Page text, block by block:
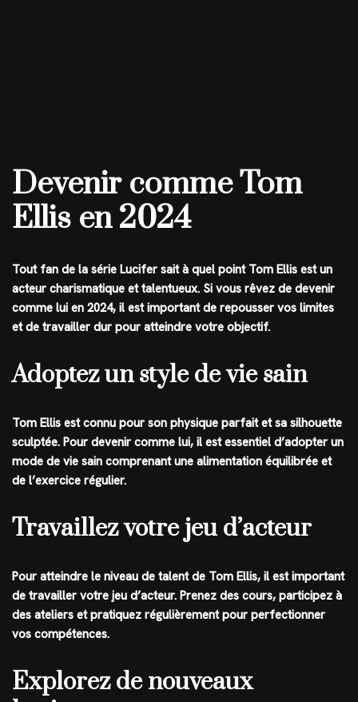
Devenir comme Tom
Ellis en 2024
Tout fan de la série Lucifer sait à quel point Tom Ellis est un
acteur charismatique et talentueux. Si vous rêvez de devenir
comme lui en 2024, il est important de repousser vos limites
et de travailler dur pour atteindre votre objectif.
Adoptez un style de vie sain
Tom Ellis est connu pour son physique parfait et sa silhouette
sculptée. Pour devenir comme lui, il est essentiel d’adopter un
mode de vie sain comprenant une alimentation équilibrée et
de l’exercice régulier.
Travaillez votre jeu d’acteur
Pour atteindre le niveau de talent de Tom Ellis, il est important
de travailler votre jeu d’acteur. Prenez des cours, participez à
des ateliers et pratiquez régulièrement pour perfectionner
vos compétences.
Explorez de nouveaux